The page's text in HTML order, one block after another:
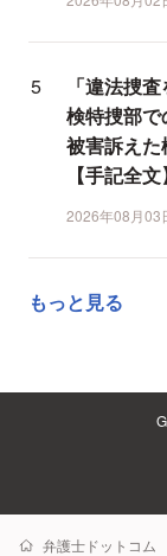
「違法捜
検特捜部で
被害訴え
【手記全文
2026年08月03
もっと見る
弁護士ドットコム